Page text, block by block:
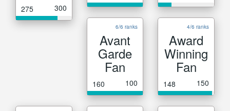
275 300
6/6 ranks
Avant
Garde
Fan
160 100
4/6 ranks
Award
Winning
Fan
148 150